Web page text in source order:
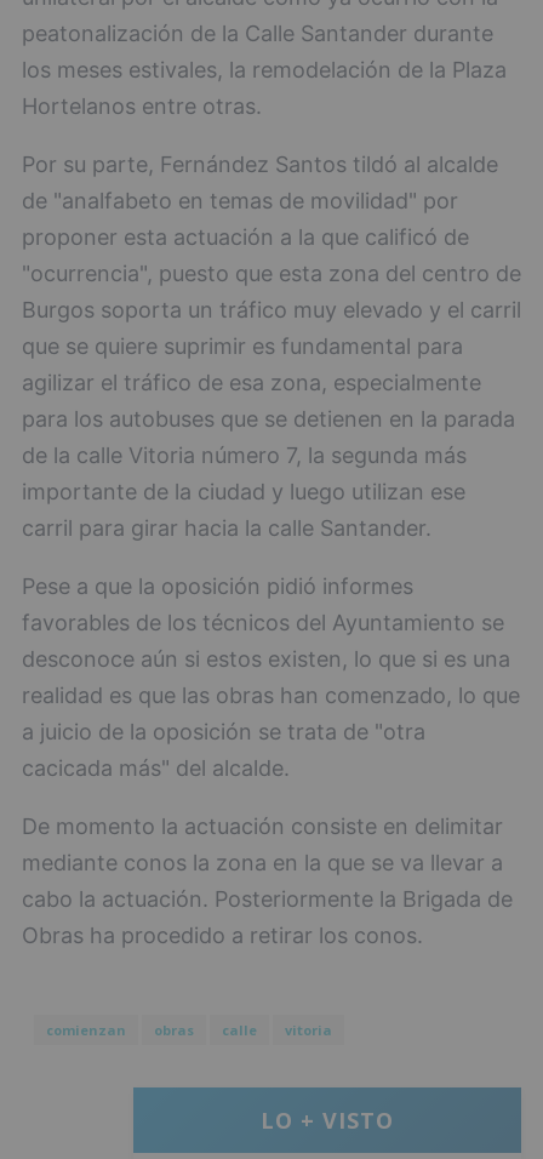
peatonalización de la Calle Santander durante
los meses estivales, la remodelación de la Plaza
Hortelanos entre otras.
Por su parte, Fernández Santos tildó al alcalde
de "analfabeto en temas de movilidad" por
proponer esta actuación a la que calificó de
"ocurrencia", puesto que esta zona del centro de
Burgos soporta un tráfico muy elevado y el carril
que se quiere suprimir es fundamental para
agilizar el tráfico de esa zona, especialmente
para los autobuses que se detienen en la parada
de la calle Vitoria número 7, la segunda más
importante de la ciudad y luego utilizan ese
carril para girar hacia la calle Santander.
Pese a que la oposición pidió informes
favorables de los técnicos del Ayuntamiento se
desconoce aún si estos existen, lo que si es una
realidad es que las obras han comenzado, lo que
a juicio de la oposición se trata de "otra
cacicada más" del alcalde.
De momento la actuación consiste en delimitar
mediante conos la zona en la que se va llevar a
cabo la actuación. Posteriormente la Brigada de
Obras ha procedido a retirar los conos.
comienzan obras calle vitoria
LO + VISTO